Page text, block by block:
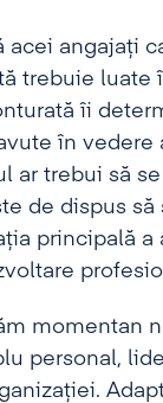
acei angajaţi
trebuie luate
îi
în vedere
ar trebui să
de dispus
principală
momentan
personal,